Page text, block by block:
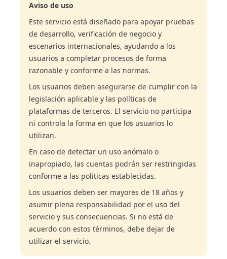
Aviso de uso
Este servicio está diseñado para apoyar pruebas
de desarrollo, verificación de negocio y
escenarios internacionales, ayudando a los
usuarios a completar procesos de forma
razonable y conforme a las normas.
Los usuarios deben asegurarse de cumplir con la
legislación aplicable y las políticas de
plataformas de terceros. El servicio no participa
ni controla la forma en que los usuarios lo
utilizan.
En caso de detectar un uso anómalo o
inapropiado, las cuentas podrán ser restringidas
conforme a las políticas establecidas.
Los usuarios deben ser mayores de 18 años y
asumir plena responsabilidad por el uso del
servicio y sus consecuencias. Si no está de
acuerdo con estos términos, debe dejar de
utilizar el servicio.